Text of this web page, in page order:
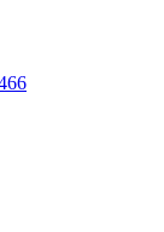
66